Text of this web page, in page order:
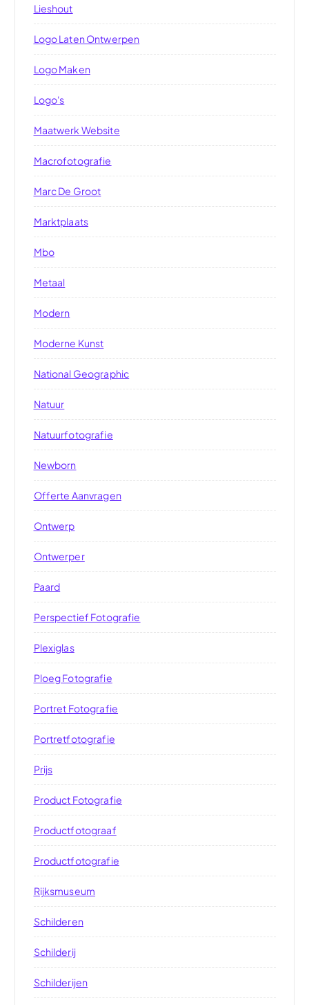
Lieshout
Logo Laten Ontwerpen
Logo Maken
Logo's
Maatwerk Website
Macrofotografie
Marc De Groot
Marktplaats
Mbo
Metaal
Modern
Moderne Kunst
National Geographic
Natuur
Natuurfotografie
Newborn
Offerte Aanvragen
Ontwerp
Ontwerper
Paard
Perspectief Fotografie
Plexiglas
Ploeg Fotografie
Portret Fotografie
Portretfotografie
Prijs
Product Fotografie
Productfotograaf
Productfotografie
Rijksmuseum
Schilderen
Schilderij
Schilderijen